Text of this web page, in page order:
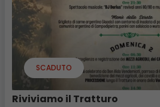
SCADUTO
Riviviamo il Tratturo